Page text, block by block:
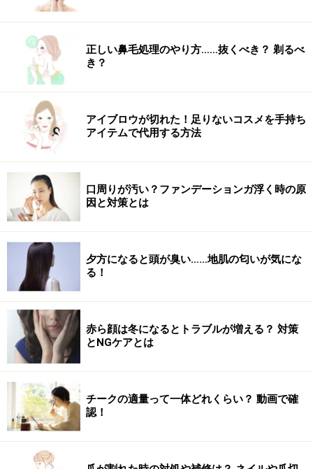
正しい鼻毛処理のやり方……抜くべき？ 剃るべ
き？
アイブロウが切れた！足りないコスメを手持ち
アイテムで代用する方法
口周りが汚い？ファンデーションガ浮く時の原
因と対策とは
夕方になると頭が臭い……地肌の匂いが気にな
る！
赤ら顔は冬になるとトラブルが増える？ 対策
とNGケアとは
チークの適量って一体どれくらい？ 動画で確
認！